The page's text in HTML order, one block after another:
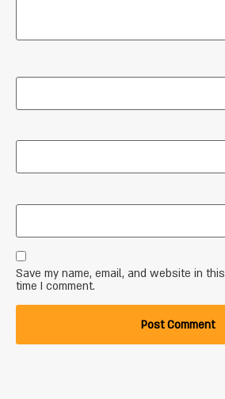
Save my name, email, and website in
time I comment.